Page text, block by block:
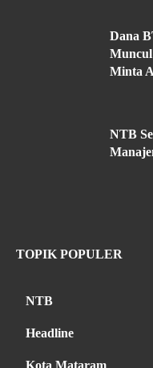
Dana
Minta
NTB
TOPIK POPULER
NTB
Headline
Kota Mataram